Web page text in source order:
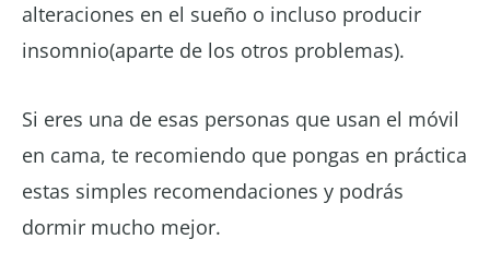
alteraciones en el sueño o incluso producir
insomnio(aparte de los otros problemas).
Si eres una de esas personas que usan el móvil
en cama, te recomiendo que pongas en práctica
estas simples recomendaciones y podrás
dormir mucho mejor.